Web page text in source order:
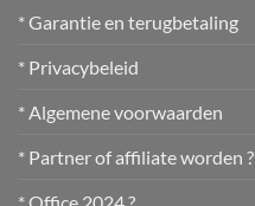
* Garantie en terugbetaling
* Privacybeleid
* Algemene voorwaarden
* Partner of affiliate worden ?